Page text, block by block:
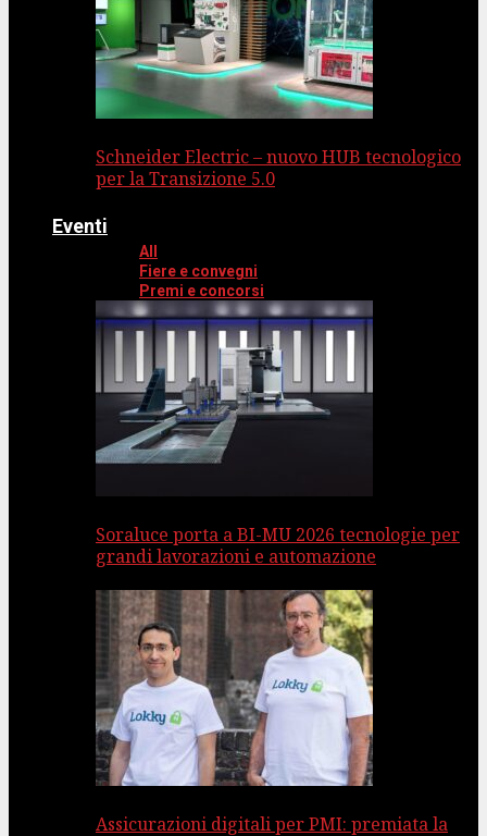
Schneider Electric – nuovo HUB tecnologico
per la Transizione 5.0
Eventi
All
Fiere e convegni
Premi e concorsi
Soraluce porta a BI-MU 2026 tecnologie per
grandi lavorazioni e automazione
Assicurazioni digitali per PMI: premiata la